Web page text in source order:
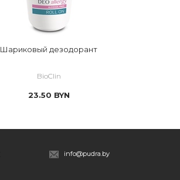
Шариковый дезодорант
BioClin
23.50 BYN
info@pudra.by